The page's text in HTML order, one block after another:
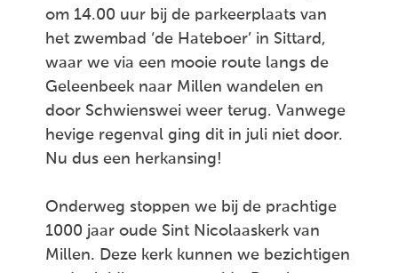
om 14.00 uur bij de parkeerplaats van
het zwembad ‘de Hateboer’ in Sittard,
waar we via een mooie route langs de
Geleenbeek naar Millen wandelen en
door Schwienswei weer terug. Vanwege
hevige regenval ging dit in juli niet door.
Nu dus een herkansing!
Onderweg stoppen we bij de prachtige
1000 jaar oude Sint Nicolaaskerk van
Millen. Deze kerk kunnen we bezichtigen